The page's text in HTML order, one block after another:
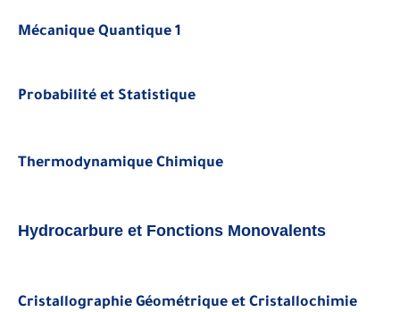
Mécanique Quantique 1
Probabilité et Statistique
Thermodynamique Chimique
Hydrocarbure et Fonctions Monovalents
Cristallographie Géométrique et Cristallochimie